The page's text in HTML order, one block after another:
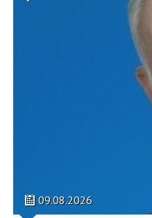
09.08.2026